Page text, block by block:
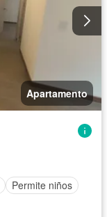
Apartamento
Permite niños